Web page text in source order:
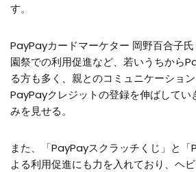
す。
PayPayカードマーケター 岡野百合子
園祭での利用促進など、若いうちから
る方も多く、親とのコミュニケーション
PayPayクレジットの登録を伸ばしてい
みを見せる。
また、「PayPayスクラッチくじ」と
よる利用促進にも力を入れており、ヘ